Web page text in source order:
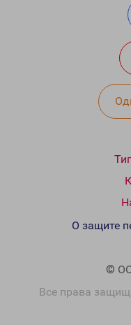
©
Все права
О защите